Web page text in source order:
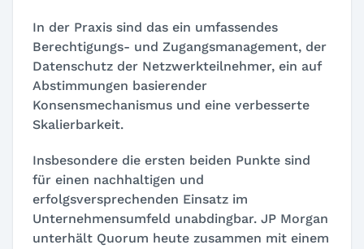
In der Praxis sind das ein umfassendes
Berechtigungs- und Zugangsmanagement, der
Datenschutz der Netzwerkteilnehmer, ein auf
Abstimmungen basierender
Konsensmechanismus und eine verbesserte
Skalierbarkeit.
Insbesondere die ersten beiden Punkte sind
für einen nachhaltigen und
erfolgsversprechenden Einsatz im
Unternehmensumfeld unabdingbar. JP Morgan
unterhält Quorum heute zusammen mit einem